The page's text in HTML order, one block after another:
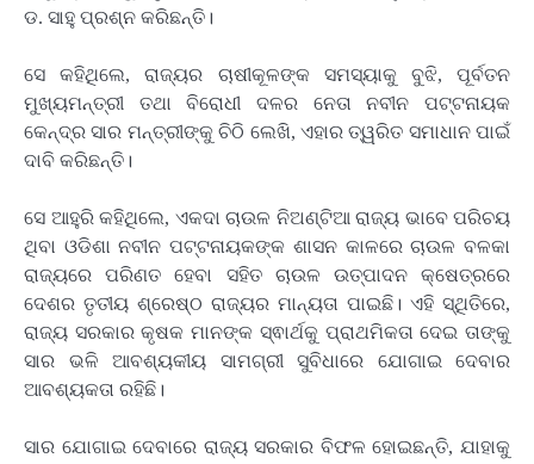
ଡ. ସାହୁ ପ୍ରଶ୍ନ କରିଛନ୍ତି।
ସେ କହିଥିଲେ, ରାଜ୍ୟର ଚାଷୀକୂଳଙ୍କ ସମସ୍ୟାକୁ ବୁଝି, ପୂର୍ବତନ
ମୁଖ୍ୟମନ୍ତ୍ରୀ ତଥା ବିରୋଧୀ ଦଳର ନେତା ନବୀନ ପଟ୍ଟନାୟକ
କେନ୍ଦ୍ର ସାର ମନ୍ତ୍ରୀଙ୍କୁ ଚିଠି ଲେଖି, ଏହାର ତ୍ୱରିତ ସମାଧାନ ପାଇଁ
ଦାବି କରିଛନ୍ତି।
ସେ ଆହୁରି କହିଥିଲେ, ଏକଦା ଚାଉଳ ନିଅଣ୍ଟିଆ ରାଜ୍ୟ ଭାବେ ପରିଚୟ
ଥିବା ଓଡିଶା ନବୀନ ପଟ୍ଟନାୟକଙ୍କ ଶାସନ କାଳରେ ଚାଉଳ ବଳକା
ରାଜ୍ୟରେ ପରିଣତ ହେବା ସହିତ ଚାଉଳ ଉତ୍ପାଦନ କ୍ଷେତ୍ରରେ
ଦେଶର ତୃତୀୟ ଶ୍ରେଷ୍ଠ ରାଜ୍ୟର ମାନ୍ୟତା ପାଇଛି। ଏହି ସ୍ଥିତିରେ,
ରାଜ୍ୟ ସରକାର କୃଷକ ମାନଙ୍କ ସ୍ଵାର୍ଥକୁ ପ୍ରାଥମିକତା ଦେଇ ତାଙ୍କୁ
ସାର ଭଳି ଆବଶ୍ୟକୀୟ ସାମଗ୍ରୀ ସୁବିଧାରେ ଯୋଗାଇ ଦେବାର
ଆବଶ୍ୟକତା ରହିଛି।
ସାର ଯୋଗାଇ ଦେବାରେ ରାଜ୍ୟ ସରକାର ବିଫଳ ହୋଇଛନ୍ତି, ଯାହାକୁ